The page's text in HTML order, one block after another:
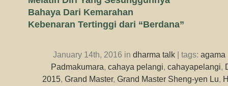
Bahaya Dari Kemarahan
Kebenaran Tertinggi dari “Berdana”
January 14th, 2016 in dharma talk | tags: agama
Padmakumara, cahaya pelangi, cahayapelangi,
2015, Grand Master, Grand Master Sheng-yen Lu,